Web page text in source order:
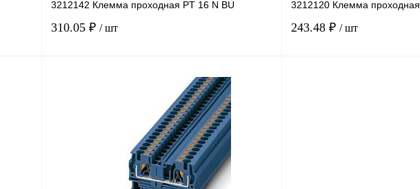
3212142 Клемма проходная PT 16 N BU
310.05 ₽ / шт
В корзину
Сравнение
наличии
3212120 Клемма
243.48 ₽ / шт